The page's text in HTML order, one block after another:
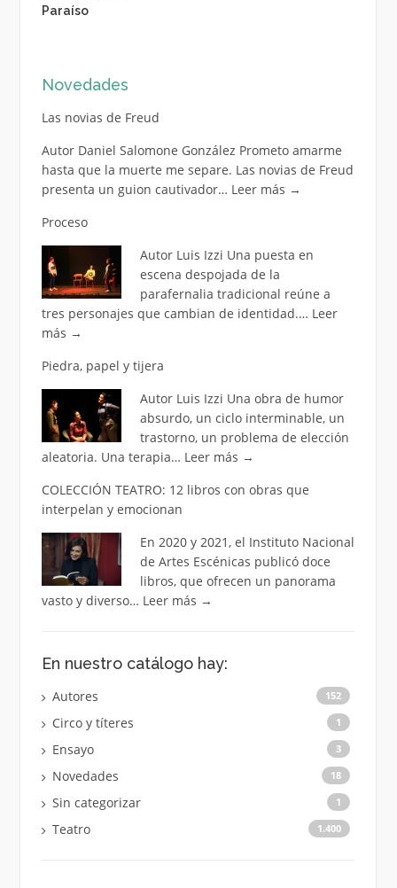
Paraíso
Novedades
Las novias de Freud
Autor Daniel Salomone González Prometo amarme
hasta que la muerte me separe. Las novias de Freud
presenta un guion cautivador… Leer más →
Proceso
Autor Luis Izzi Una puesta en
escena despojada de la
parafernalia tradicional reúne a
tres personajes que cambian de identidad.… Leer
más →
Piedra, papel y tijera
Autor Luis Izzi Una obra de humor
absurdo, un ciclo interminable, un
trastorno, un problema de elección
aleatoria. Una terapia… Leer más →
COLECCIÓN TEATRO: 12 libros con obras que
interpelan y emocionan
En 2020 y 2021, el Instituto Nacional
de Artes Escénicas publicó doce
libros, que ofrecen un panorama
vasto y diverso… Leer más →
En nuestro catálogo hay:
Autores 152
Circo y títeres 1
Ensayo 3
Novedades 18
Sin categorizar 1
Teatro 1.400